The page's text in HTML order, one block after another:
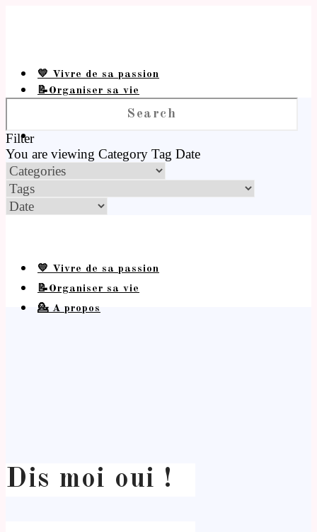
💛 Vivre de sa passion
📝Organiser sa vie
Filter
You are viewing Category Tag Date
💛 Vivre de sa passion
📝Organiser sa vie
💁 A propos
Dis moi oui !